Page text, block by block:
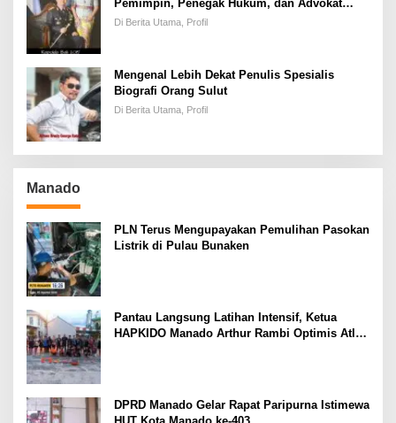
Pemimpin, Penegak Hukum, dan Advokat
Keadilan
Di Berita Utama, Profil
Mengenal Lebih Dekat Penulis Spesialis
Biografi Orang Sulut
Di Berita Utama, Profil
Manado
PLN Terus Mengupayakan Pemulihan Pasokan
Listrik di Pulau Bunaken
Pantau Langsung Latihan Intensif, Ketua
HAPKIDO Manado Arthur Rambi Optimis Atlet
DPRD Manado Gelar Rapat Paripurna Istimewa